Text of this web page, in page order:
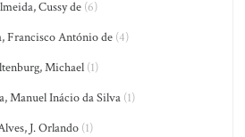
Cussy de (6)
Francisco António de (4)
Michael (1)
Manuel Inácio da Silva(1)
J. Orlando(1)